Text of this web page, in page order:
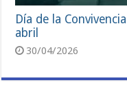
Día de la
abril
30/04/2026